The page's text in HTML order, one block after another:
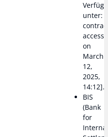
unter:
on
March
12,
2025,
14:12].
BIS
(Bank
for